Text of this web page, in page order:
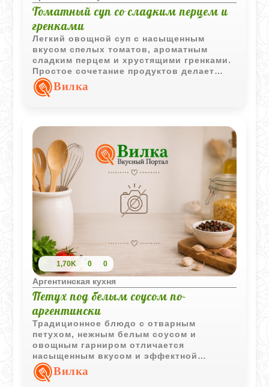
Томатный суп со сладким перцем и
гренками
Легкий овощной суп с насыщенным
вкусом спелых томатов, ароматным
сладким перцем и хрустящими гренками.
Простое сочетание продуктов делает
блюдо ярким и выразительным.
Вилка
1,70K 0 0
Аргентинская кухня
Петух под белым соусом по-
аргентински
Традиционное блюдо с отварным
петухом, нежным белым соусом и
овощным гарниром отличается
насыщенным вкусом и эффектной
подачей. Сливочный соус с легкой
лимонной ноткой хорошо подчеркивает
Вилка